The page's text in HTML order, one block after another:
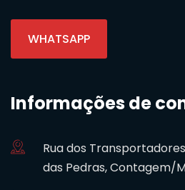
WHATSAPP
Informações de
Rua dos
das Pedras, Contagem/